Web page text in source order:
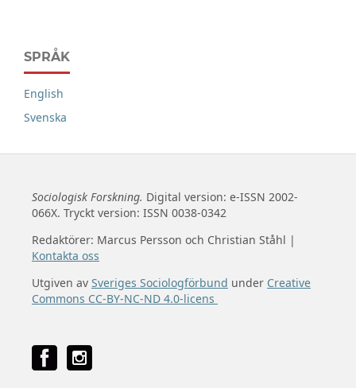
SPRÅK
English
Svenska
Sociologisk Forskning. Digital version: e-ISSN 2002-
066X. Tryckt version: ISSN 0038-0342
Redaktörer: Marcus Persson och Christian Ståhl |
Kontakta oss
Utgiven av Sveriges Sociologförbund under Creative
Commons CC-BY-NC-ND 4.0-licens